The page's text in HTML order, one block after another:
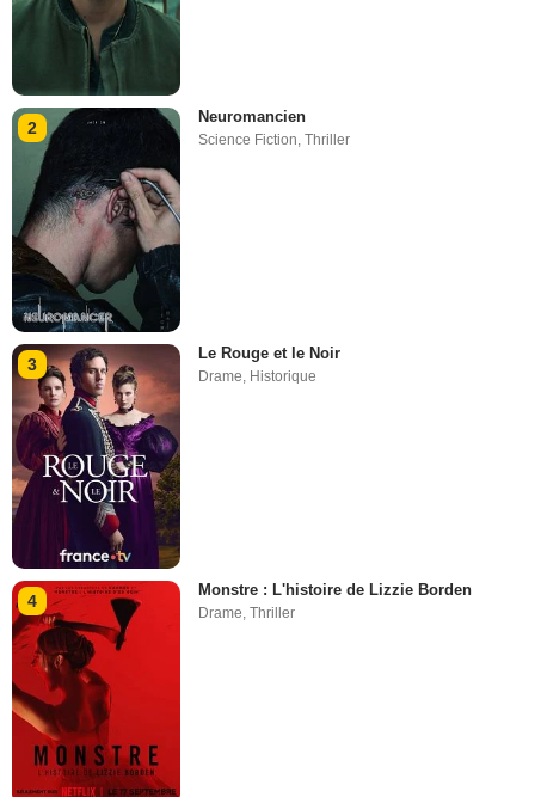
2
Neuromancien
Science Fiction,Thriller
3
Le Rouge et le Noir
Drame, Historique
4
Monstre : L'histoire de Lizzie Borden
Drame,Thriller